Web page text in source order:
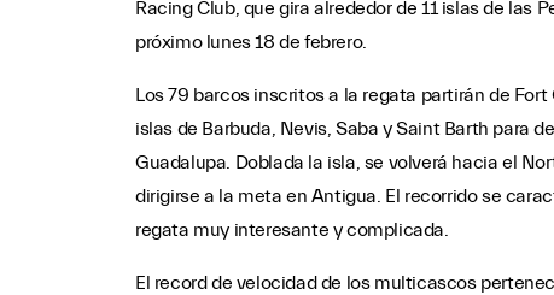
Racing Club, que gira alrededor de 11 islas de las
próximo lunes 18 de febrero.
Los 79 barcos inscritos a la regata partirán de
islas de Barbuda, Nevis, Saba y Saint Barth para
Guadalupa. Doblada la isla, se volverá hacia el
dirigirse a la meta en Antigua. El recorrido se
regata muy interesante y complicada.
El record de velocidad de los multicascos